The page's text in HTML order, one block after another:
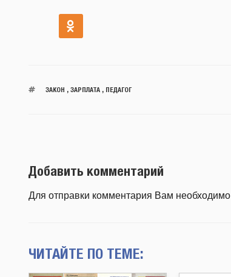
ЗАКОН ЗАРПЛАТА, ПЕДАГОГ
Добавить комментарий
Для отправки комментария Вам необходимо
ЧИТАЙТЕ ПО ТЕМЕ: